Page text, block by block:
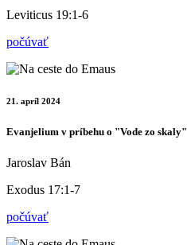
Leviticus 19:1-6
počúvať
21. apríl 2024
Evanjelium v príbehu o "Vode zo skaly"
Jaroslav Bán
Exodus 17:1-7
počúvať